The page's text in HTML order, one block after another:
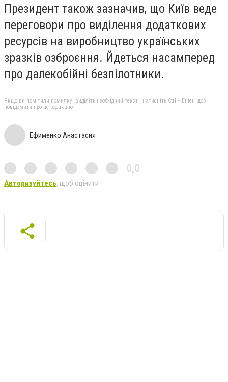
Президент також зазначив, що Київ веде
переговори про виділення додаткових
ресурсів на виробництво українських
зразків озброєння. Йдеться насамперед
про далекобійні безпілотники.
Якщо ви помітили помилку, виділіть необхідний текст і натисніть Ctrl + Enter, щоб
повідомити про це редакцію
Ефименко Анастасия
0,0
Авторизуйтесь, щоб оцінити